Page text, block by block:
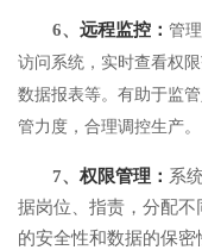
6、 远程监控： 管
访问系统，实时查看权
数据报表等。有助于监
管力度，合理调控生产。
7、 权限管理： 系
据岗位、指责，分配
的安全性和数据的保密